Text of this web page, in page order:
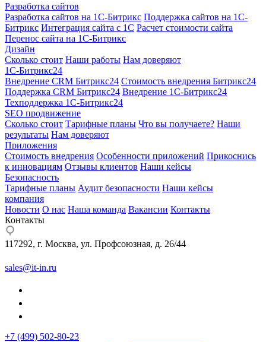
Разработка сайтов
Разработка сайтов на 1С-Битрикс Поддержка сайтов на 1С-
Битрикс Интеграция сайта с 1С Расчет стоимости сайта
Перенос сайта на 1С-Битрикс
Дизайн
Сколько стоит Наши работы Нам доверяют
1С-Битрикс24
Внедрение CRM Битрикс24 Стоимость внедрения Битрикс24
Поддержка CRM Битрикс24 Внедрение 1С-Битрикс24
Техподдержка 1С-Битрикс24
SEO продвижение
Сколько стоит Тарифные планы Что вы получаете? Наши
результаты Нам доверяют
Приложения
Стоимость внедрения Особенности приложений Прикоснись
к инновациям Отзывы клиентов Наши кейсы
Безопасность
Тарифные планы Аудит безопасности Наши кейсы
компания
Новости О нас Наша команда Вакансии Контакты
Контакты
117292, г. Москва, ул. Профсоюзная, д. 26/44
sales@it-in.ru
+7 (499) 502-80-23